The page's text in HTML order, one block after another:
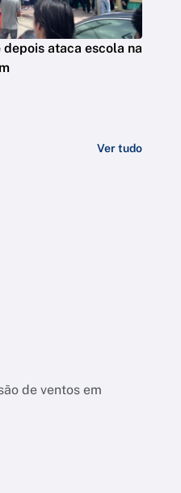
ataca escola na
Ver tudo
de ventos em